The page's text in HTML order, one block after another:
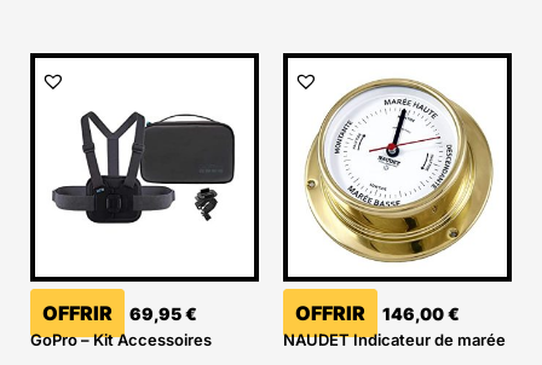
OFFRIR 69,95€
GoPro – Kit Accessoires
OFFRIR 146,00€
NAUDET Indicateur de marée